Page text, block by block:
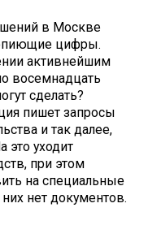
в Москве
цифры.
активнейшим
восемнадцать
сделать?
пишет запросы
и так далее,
это уходит
при этом
на специальные
нет документов.